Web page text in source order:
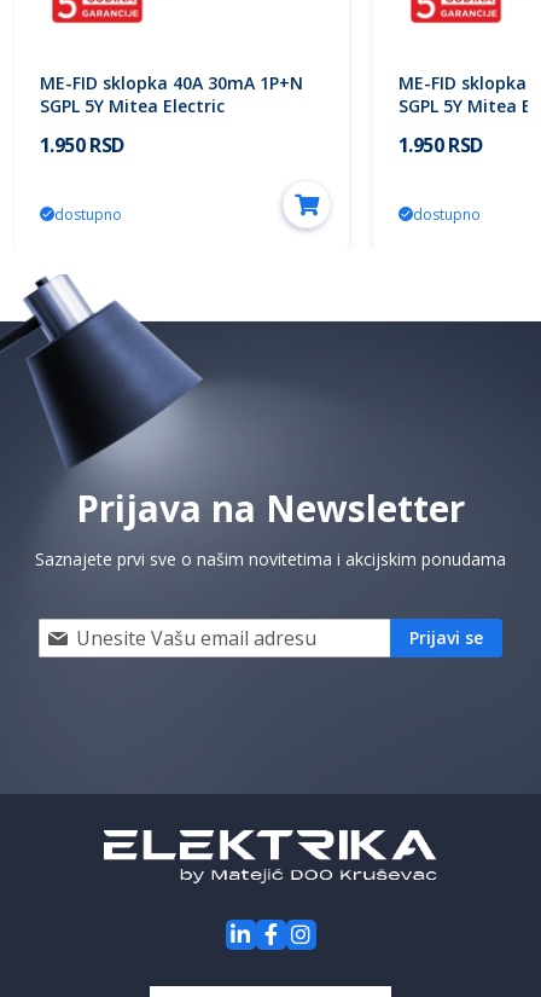
ME-FID sklopka 40A 30mA 1P+N
SGPL 5Y Mitea Electric
1.950 RSD
dostupno
ME-FID sklopka
SGPL 5Y Mitea
1.950 RSD
dostupno
Prijava na Newsletter
Saznajete prvi sve o našim novitetima i akcijskim ponudama
Prijavi
se
akcije
Prijavi se